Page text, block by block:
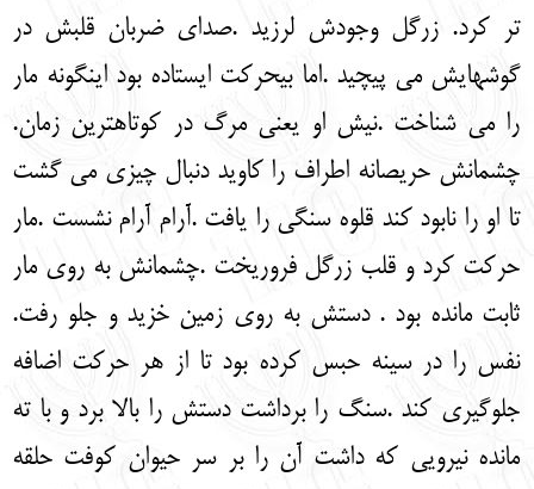
تر کرد. زرگل وجودش لرزید .صدای ضربان قلبش در
گوشهایش می پیچید .اما بی‏حرکت ایستاده بود اینگونه مار
را می شناخت .نیش او یعنی مرگ در کوتاهترین زمان.
چشمانش حریصانه اطراف را کاوید دنبال چیزی می گشت
تا او را نابود کند قلوه سنگی را یافت .آرام آرام نشست .مار
حرکت کرد و قلب زرگل فروریخت .چشمانش به روی مار
ثابت مانده بود . دستش به روی زمین خزید و جلو رفت.
نفس را در سینه حبس کرده بود تا از هر حرکت اضافه
جلوگیری کند .سنگ را برداشت دستش را بالا برد و با ته
مانده نیرویی که داشت آن را بر سر حیوان کوفت حلقه